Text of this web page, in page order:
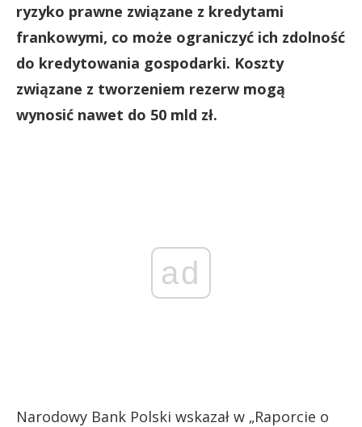
ryzyko prawne związane z kredytami
frankowymi, co może ograniczyć ich zdolność
do kredytowania gospodarki. Koszty
związane z tworzeniem rezerw mogą
wynosić nawet do 50 mld zł.
ad
Narodowy Bank Polski wskazał w „Raporcie o